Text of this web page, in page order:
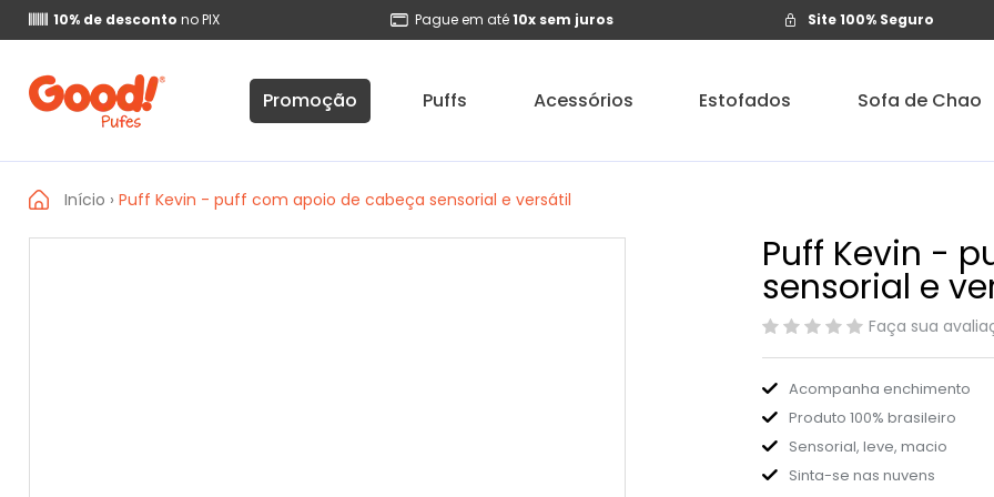
10% de desconto no PIX Pague em até10x sem juros Site 100% Seguro
Promoção Puffs Acessórios Estofados Sofa de Chao
Início › Puff Kevin - puff com apoio de cabeça sensorial e versátil
Puff Kevin -
sensorial e
Faça sua
Acompanha enchimento
Produto 100% brasileiro
Sensorial, leve, macio
Sinta-se nas nuvens